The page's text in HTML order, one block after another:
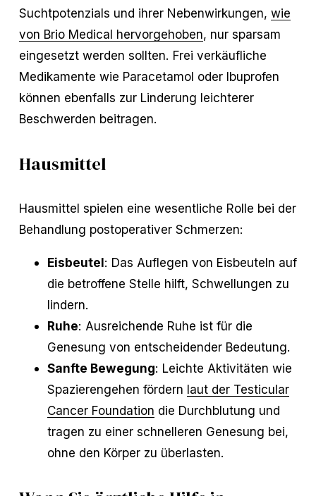
Suchtpotenzials und ihrer Nebenwirkungen, wie
von Brio Medical hervorgehoben, nur sparsam
eingesetzt werden sollten. Frei verkäufliche
Medikamente wie Paracetamol oder Ibuprofen
können ebenfalls zur Linderung leichterer
Beschwerden beitragen.
Hausmittel
Hausmittel spielen eine wesentliche Rolle bei der
Behandlung postoperativer Schmerzen:
Eisbeutel: Das Auflegen von Eisbeuteln auf
die betroffene Stelle hilft, Schwellungen zu
lindern.
Ruhe: Ausreichende Ruhe ist für die
Genesung von entscheidender Bedeutung.
Sanfte Bewegung: Leichte Aktivitäten wie
Spazierengehen fördern laut der Testicular
Cancer Foundation die Durchblutung und
tragen zu einer schnelleren Genesung bei,
ohne den Körper zu überlasten.